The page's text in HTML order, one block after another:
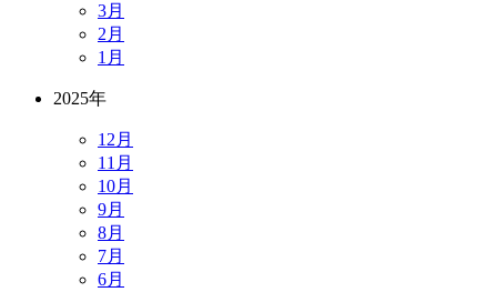
3月
2月
1月
2025年
12月
11月
10月
9月
8月
7月
6月